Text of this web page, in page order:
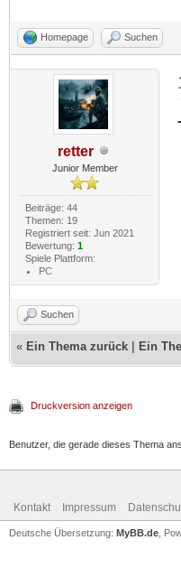
Homepage Suchen
retter
Junior Member
Beiträge: 44
Themen: 19
Registriert seit: Jun 2021
Bewertung: 1
Spiele Plattform:
PC
Suchen
« Ein Thema zurück Ein
Druckversion anzeigen
Benutzer, die gerade dieses Thema
Kontakt Impressum
Deutsche Übersetzung: MyBB.de ,